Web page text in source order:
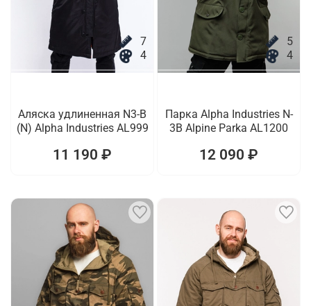
7
4
Аляска удлиненная N3-B
(N) Alpha Industries AL999
11 190 ₽
5
4
Парка Alpha Industries N-
3B Alpine Parka AL1200
12 090 ₽